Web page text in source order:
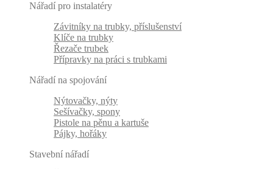
Nářadí pro instalatéry
Závitníky na trubky, příslušenství
Klíče na trubky
Řezače trubek
Přípravky na práci s trubkami
Nářadí na spojování
Nýtovačky, nýty
Sešívačky, spony
Pistole na pěnu a kartuše
Pájky, hořáky
Stavební nářadí